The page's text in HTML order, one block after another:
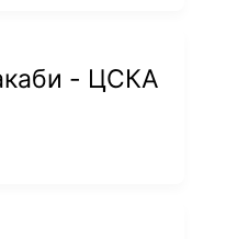
- ЦСКА
favorites